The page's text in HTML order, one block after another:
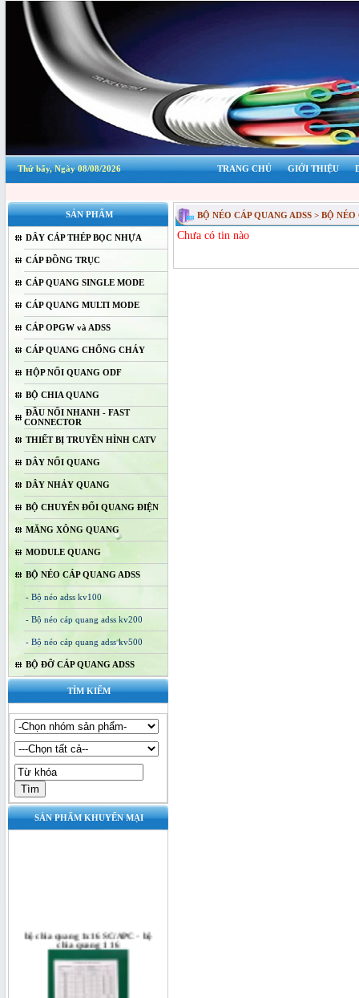
Thứ bẩy, Ngày 08/08/2026 TRANG CHỦ GIỚI THIỆU
SẢN PHẨM
DÂY CÁP THÉP BỌC NHỰA
CÁP ĐỒNG TRỤC
CÁP QUANG SINGLE MODE
CÁP QUANG MULTI MODE
CÁP OPGW và ADSS
CÁP QUANG CHỐNG CHÁY
HỘP NỐI QUANG ODF
BỘ CHIA QUANG
ĐẦU NỐI NHANH - FAST
CONNECTOR
THIẾT BỊ TRUYỀN HÌNH CATV
DÂY NỐI QUANG
DÂY NHẢY QUANG
BỘ CHUYỂN ĐỔI QUANG ĐIỆN
MĂNG XÔNG QUANG
MODULE QUANG
BỘ NÉO CÁP QUANG ADSS
- Bộ néo adss kv100
- Bộ néo cáp quang adss kv200
- Bộ néo cáp quang adss kv500
BỘ ĐỠ CÁP QUANG ADSS
TÌM KIẾM
SẢN PHẨM KHUYẾN MẠI
chia quang 1 16
BỘ NÉO CÁP QUANG ADSS > BỘ
Chưa có tin nào